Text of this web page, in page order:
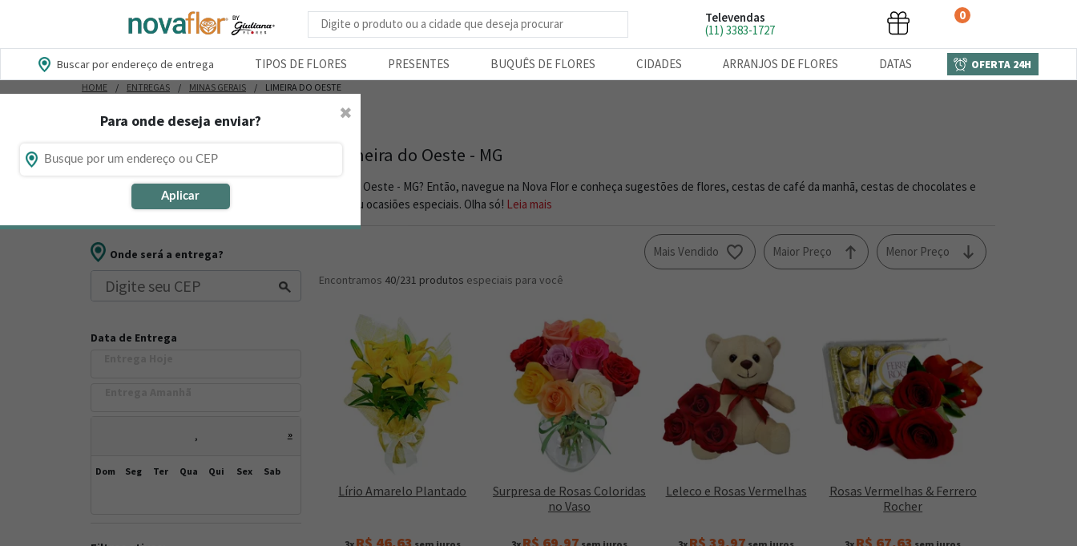
Busca de produtos
Televendas
(11) 3383-1727
0
Buscar por endereço de entrega TIPOS DE FLORES PRESENTES BUQUÊS DE FLORES CIDADES ARRANJOS DE FLORES DATAS OFERTA 24H
Para onde deseja enviar?
Aplicar
✖
HOME ENTREGAS MINAS GERAIS LIMEIRA DO OESTE
Flores, Cestas e Presentes em Limeira do Oeste - MG
Está procurando loja de presente online em Limeira do Oeste - MG? Então, navegue na Nova Flor e conheça sugestões de flores, cestas de café da manhã, cestas de chocolates e
muitos outros presentes para datas comemorativas ou ocasiões especiais. Olha só! Leia mais
Onde será a entrega?
Data de Entrega
, »
Dom Seg Ter Qua Qui Sex Sab
Menor Preço
Maior Preço
Mais Vendido
Encontramos 40/231 produtos especiais para você
Lírio Amarelo Plantado
Surpresa de Rosas Coloridas
no Vaso
Leleco e Rosas Vermelhas
Rosas Vermelhas & Ferrero
Rocher